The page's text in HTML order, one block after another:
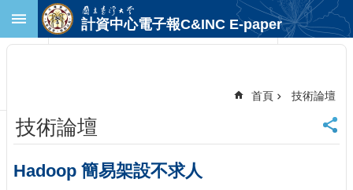
跳到主要內容區塊
首
頁
臺
大
計資中心電子報C&INC E-paper
首頁 技術論壇
技術論壇
Hadoop 簡易架設不求人